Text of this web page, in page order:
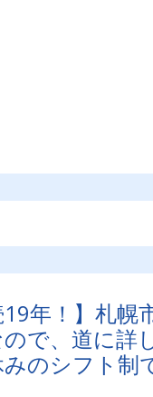
19年！】札
で、道に詳
のシフト制